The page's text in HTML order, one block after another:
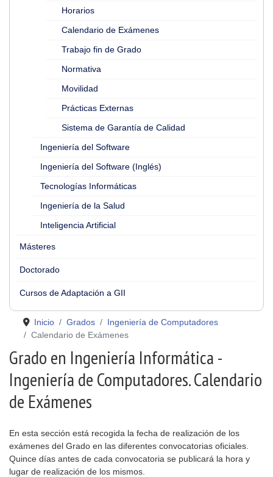
Horarios
Calendario de Exámenes
Trabajo fin de Grado
Normativa
Movilidad
Prácticas Externas
Sistema de Garantía de Calidad
Ingeniería del Software
Ingeniería del Software (Inglés)
Tecnologías Informáticas
Ingeniería de la Salud
Inteligencia Artificial
Másteres
Doctorado
Cursos de Adaptación a GII
Inicio Grados
Ingeniería de Computadores
Calendario de Exámenes
Grado en Ingeniería Informática -
Ingeniería de Computadores. Calendario
de Exámenes
En esta sección está recogida la fecha de realización de los
exámenes del Grado en las diferentes convocatorias oficiales.
Quince días antes de cada convocatoria se publicará la hora y
lugar de realización de los mismos.